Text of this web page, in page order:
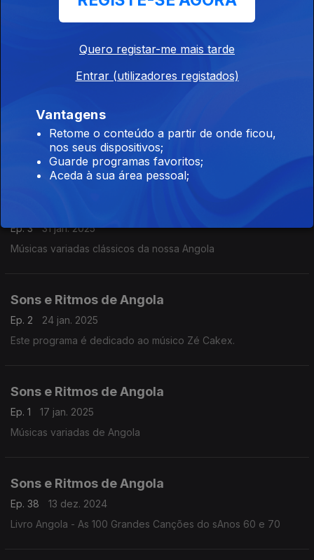
Sons e Ritmos de Angola
Musicas cantadas aos poemas do Antônio Jacinto e Antônio
Sons e Ritmos de Angola
07 fev. 2025
Músicas Variadas
Ep. 3
31 jan. 2025
Músicas variadas clássicos da nossa Angola
Sons e Ritmos de Angola
Ep. 2
24 jan. 2025
Este programa é dedicado ao músico Zé Cakex.
Sons e Ritmos de Angola
Ep. 1
17 jan. 2025
Músicas variadas de Angola
Sons e Ritmos de Angola
Ep. 38
13 dez. 2024
Livro Angola - As 100 Grandes Canções do sAnos 60 e 70
Quero registar-me mais tarde
Entrar (utilizadores registados)
Vantagens
Retome o conteúdo a partir de onde ficou,
nos seus dispositivos;
Guarde programas favoritos;
Aceda à sua área pessoal;